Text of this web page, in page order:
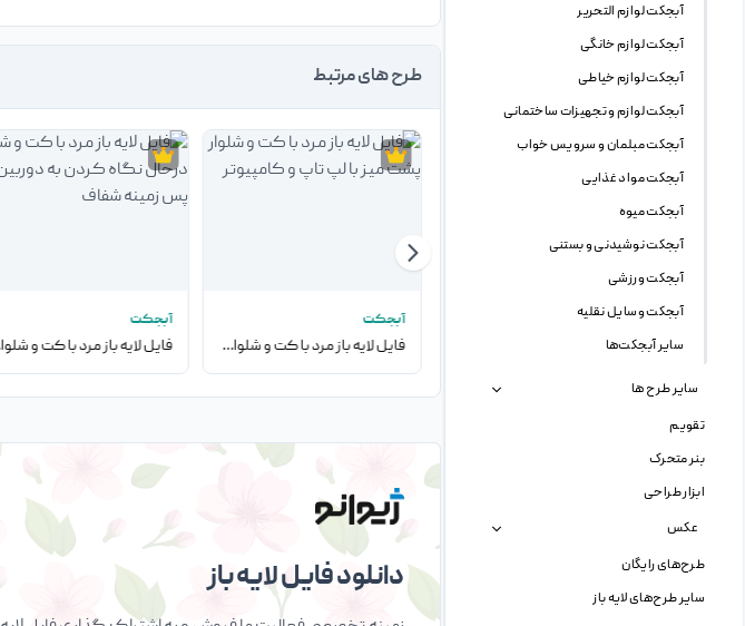
آبجکت لوازم التحریر
آبجکت لوازم خانگی
آبجکت لوازم خیاطی
آبجکت لوازم و تجهیزات ساختمانی
آبجکت مبلمان و سرویس خواب
آبجکت مواد غذایی
آبجکت میوه
آبجکت نوشیدنی و بستنی
آبجکت ورزشی
آبجکت وسایل نقلیه
سایر آبجکت‌ها
سایر طرح ها
تقویم
بنر متحرک
ابزار طراحی
عکس
طرح‌های رایگان
سایر طرح‌های لایه باز
طرح های مرتبط
آبجکت آبجکت
فایل لایه باز مرد با کت و شلوار پشت میز با لپ تاپ و کامپیوتر
آبجکت
فایل
دانلود فایل لایه باز